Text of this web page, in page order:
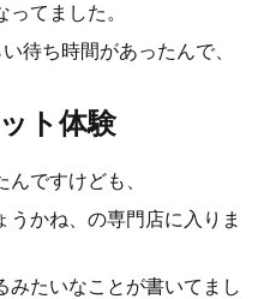
てました。
待ち時間があったんで、
ト体験
ですけども、
かね、の専門店に入りま
みたいなことが書いてまし